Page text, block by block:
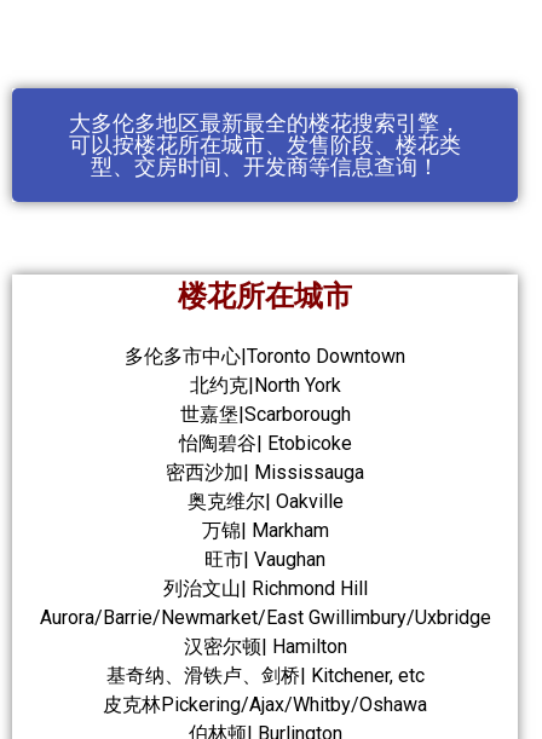
大多伦多地区最新最全的楼花搜索引擎，
可以按楼花所在城市、发售阶段、楼花类
型、交房时间、开发商等信息查询！
楼花所在城市
多伦多市中心|Toronto Downtown
北约克|North York
世嘉堡|Scarborough
怡陶碧谷| Etobicoke
密西沙加| Mississauga
奥克维尔| Oakville
万锦| Markham
旺市| Vaughan
列治文山| Richmond Hill
Aurora/Barrie/Newmarket/East Gwillimbury/Uxbridge
汉密尔顿| Hamilton
基奇纳、滑铁卢、剑桥| Kitchener, etc
皮克林Pickering/Ajax/Whitby/Oshawa
伯林顿| Burlington